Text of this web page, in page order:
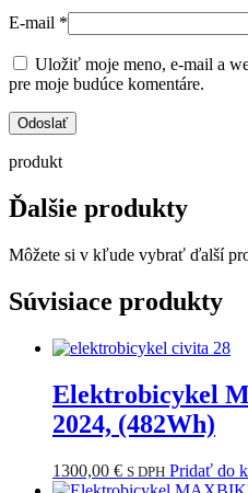
E-mail *
Uložiť moje meno, e-mail a
pre moje budúce komentáre.
produkt
Ďalšie produkty
Môžete si v kľude vybrať ďalší
Súvisiace produkty
Elektrobicykel
2024, (482Wh)
1300,00 € S DPH Pridať do